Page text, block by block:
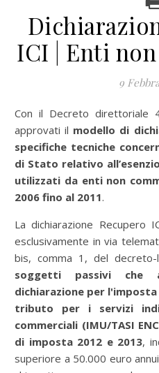
ICI | Enti
9
Con il Decreto direttoriale 4 febbraio 2026 sono stati
approvati il modello di
specifiche tecniche
di Stato relativo
utilizzati da enti non
2006 fino al 2011.
La dichiarazione Recupero
esclusivamente in via
bis, comma 1, del
soggetti passivi che
dichiarazione per
tributo per i servizi
commerciali (IMU/TASI
di imposta 2012 e 2013,
superiore a 50.000 euro